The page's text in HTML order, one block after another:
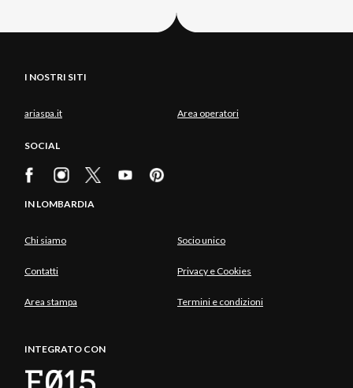
I NOSTRI SITI
ariaspa.it Area operatori
SOCIAL
IN LOMBARDIA
Chi siamo Socio unico
Contatti Privacy e Cookies
Area stampa Termini e condizioni
INTEGRATO CON